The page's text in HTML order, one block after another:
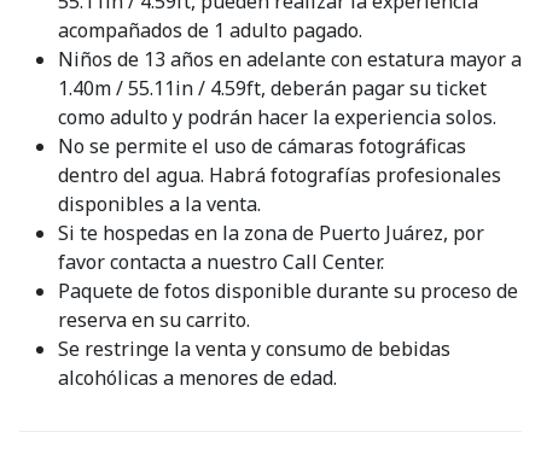
acompañados de 1 adulto pagado.
Niños de 13 años en adelante con estatura mayor a
1.40m / 55.11in / 4.59ft, deberán pagar su ticket
como adulto y podrán hacer la experiencia solos.
No se permite el uso de cámaras fotográficas
dentro del agua. Habrá fotografías profesionales
disponibles a la venta.
Si te hospedas en la zona de Puerto Juárez, por
favor contacta a nuestro Call Center.
Paquete de fotos disponible durante su proceso de
reserva en su carrito.
Se restringe la venta y consumo de bebidas
alcohólicas a menores de edad.